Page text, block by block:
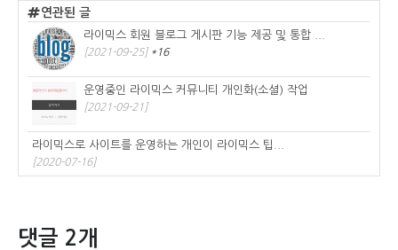
연관된 글
라이믹스 회원 블로그 게시판 기능 제공 및 통합 ...
[2021-09-25] *16
운영중인 라이믹스 커뮤니티 개인화(소셜) 작업
[2021-09-21]
라이믹스로 사이트를 운영하는 개인이 라이믹스 팁...
[2020-07-16]
댓글 2개